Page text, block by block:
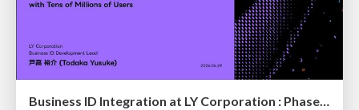
Business ID Integration at LY Corporation : Phased Migration for a B2B authentication platform with Tens of Millions of Users